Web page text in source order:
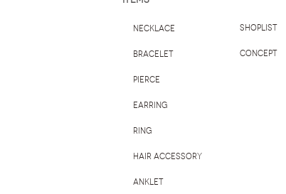
Necklace
Bracelet
Pierce
Earring
Ring
Hair accessory
Anklet
SHOPLIST
CONCEPT